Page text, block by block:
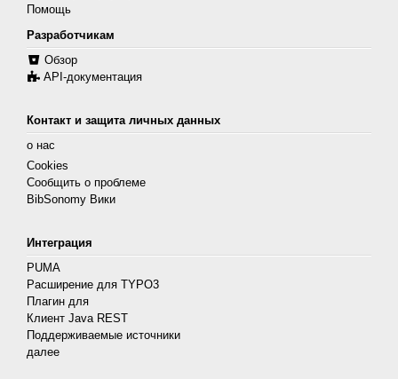
Помощь
Разработчикам
Обзор
API-документация
Контакт и защита личных данных
о нас
Cookies
Сообщить о проблеме
BibSonomy Вики
Интеграция
PUMA
Расширение для TYPO3
Плагин для
Клиент Java REST
Поддерживаемые источники
далее